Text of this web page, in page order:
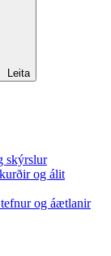
Leita
skýrslur
og álit
og áætlanir